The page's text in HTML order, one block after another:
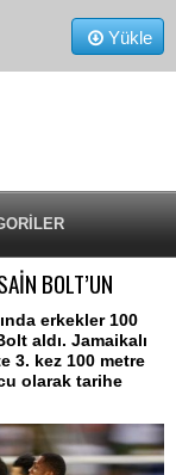
Yükle
BOLT’UN
erkekler 100
aldı. Jamaikalı
3. kez 100 metre
olarak tarihe